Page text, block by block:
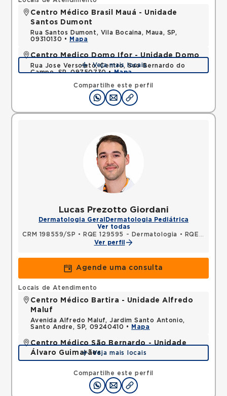
Compartilhe este perfil
Centro Médico Brasil Mauá - Unidade
Santos Dumont
Rua Santos Dumont, Vila Bocaina, Maua, SP,
09310130 •
Mapa
Centro Medico Domo Ifor - Unidade Domo
Rua Jose Versolato, Centro, Sao Bernardo do
Campo, SP, 09750730 •Mapa
Veja mais locais
Lucas Prezotto Giordani
Dermatologia Geral Dermatologia Pediátrica
Ver todas
CRM 198559/SP • RQE 129595 - Dermatologia •
RQE 129596 - Clínica médica
Ver perfil
Agende uma consulta
Compartilhe este perfil
Locais de Atendimento
Centro Médico Bartira - Unidade Alfredo
Maluf
Avenida Alfredo Maluf, Jardim Santo Antonio,
Santo Andre, SP, 09240410 •
Mapa
Centro Médico São Bernardo - Unidade
Álvaro Guimarães
Avenida Alvaro Guimaraes, Assuncao, Sao Bernardo
do Campo, SP, 09810010 •
Mapa
Veja mais locais